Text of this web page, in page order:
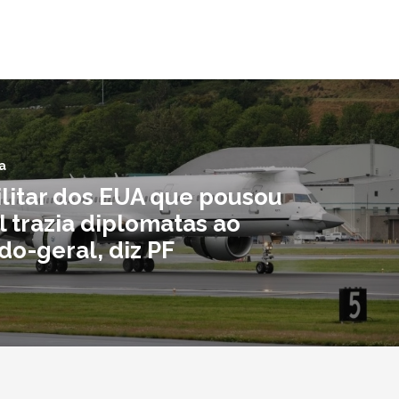
dos EUA que pousou
trazia diplomatas ao
geral, diz PF